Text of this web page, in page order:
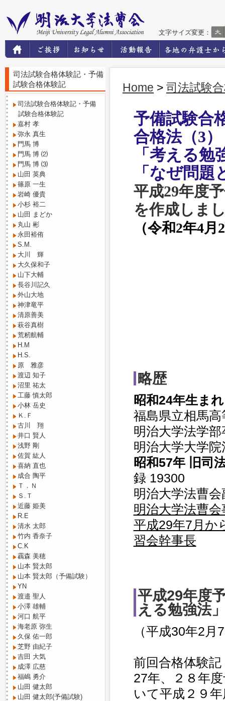
文字サイズ変更：
Home > 司法試験
予備試験合
合格法（3）
「考える
「なぜ問
平成29年度
を作成しま
（令和2年4
略歴
昭和24年生まれ
福島県立相馬
明治大学法学
明治大学大学
昭和57年 旧司
録 19300
明治大学法曹会
明治大学法曹
平成29年7月か
習会幹事長
平成29年度
える勉強法
（平成30年2月
前回合格体験
27年、２８年
いて平成２９
司法試験合格体験記・予備
試験合格体験記
司法試験合格体験記・予備
試験合格体験記
嘉村 孝
弥永 真生
門馬 博
門馬 博 ⑵
門馬 博 ⑶
山田 英典
篠原 一生
岩崎 優貴
小杉 裕二
山田 まどか
丸山 彬
永田裕侑
S.M.
大川 輝
大久保和子
山下大輔
長谷川記久
外山大地
神津竜平
清原善美
萩谷真樹
荒籾航輔
H.M
H.S.
原 雅彦
渡辺 知子
沼里 祐太
工藤 慎太郎
小林 岳史
Ｋ.Ｆ
古川 翔
井口 賢人
浅野 剛
佐賀 紘人
喜納 直也
成合 陶平
Ｔ．Ｎ
Ｓ.Ｔ
近藤 姫美
R.E
清水 太郎
竹内 香奈子
C.K
靏森 美穂
山本 賢太郎
山本 賢太郎（予備試験）
YN
渡邉 聖人
小澤 雄輔
河口 航平
海老原 弥生
久保 佑一郎
芝野 由紀子
吉田 大気
成澤 広慈
福嶋 勇介
山田 健太郎
山田 健太郎(予備試験)